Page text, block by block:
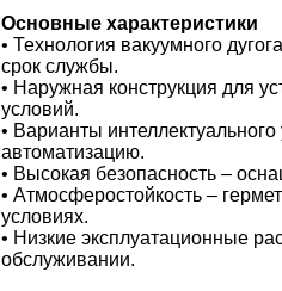
Основные характеристики
• Технология вакуумного
срок службы.
• Наружная конструкция для
условий.
• Варианты
автоматизацию.
• Высокая безопасность –
• Атмосферостойкость –
условиях.
• Низкие эксплуатационные
обслуживании.